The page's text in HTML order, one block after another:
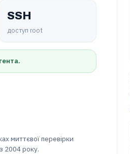
SSH
доступ root
миттєвої перевірки
2004 року.